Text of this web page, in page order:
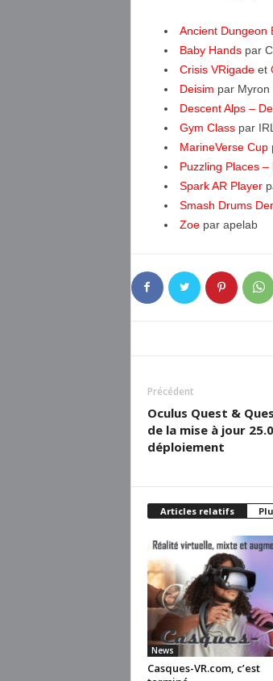
Ancient Dungeon
Baby Handspar
Crisis VRigadeet
Deisim par Myron
Descent Alps –
Gym Classpar
MarineVerse Cup
Puzzling Places –
Spark AR Player
Smash Drums
Zoepar apelab
Précédent
Oculus Quest &
de la mise à jour
déploiement
Articles relatifs
News
Casques-VR.com, c’est